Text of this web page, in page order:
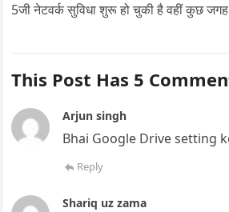
5जी नेटवर्क सुविधा शुरू हो चुकी है वहीं कुछ
This Post Has 5
Arjun singh
Bhai Google Drive setting
Reply
Shariq uz zama